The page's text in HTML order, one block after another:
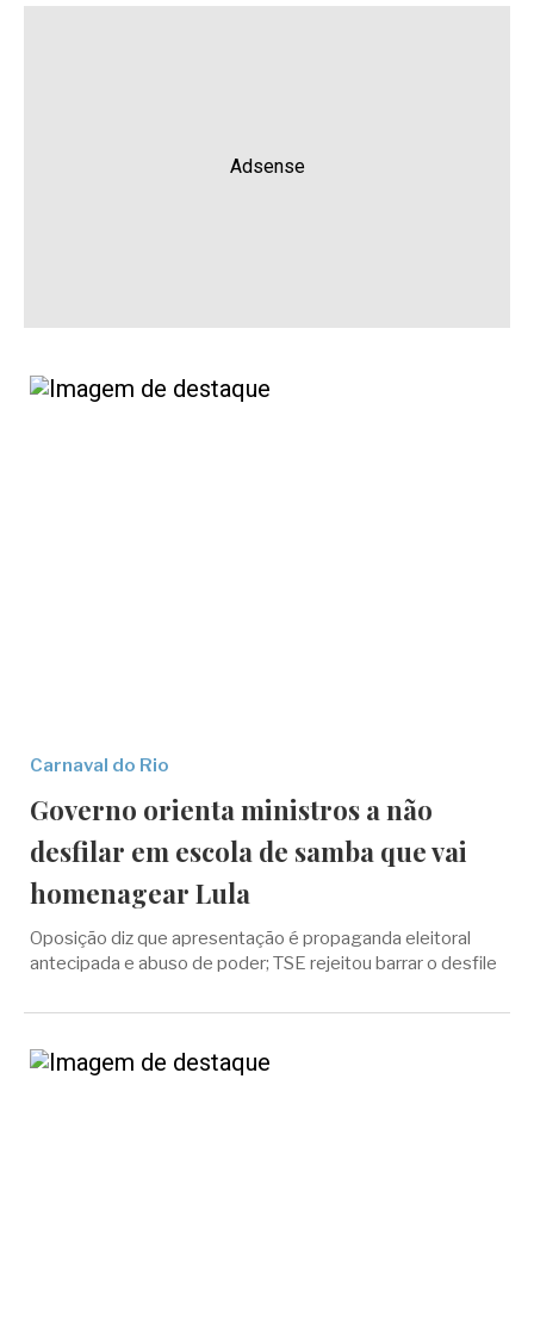
Adsense
Carnaval do Rio
Governo orienta ministros a não
desfilar em escola de samba que vai
homenagear Lula
Oposição diz que apresentação é propaganda eleitoral
antecipada e abuso de poder; TSE rejeitou barrar o desfile